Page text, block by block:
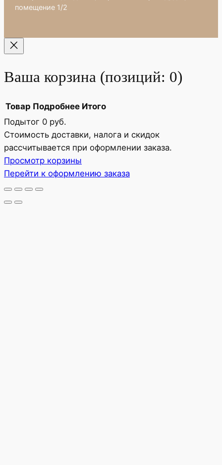
помещение 1/2
Ваша корзина (позиций: 0)
Товары
в
корзине
Товар Подробнее Итого
Подытог 0 руб.
Стоимость доставки, налога и скидок
рассчитывается при оформлении заказа.
Просмотр корзины
Перейти к оформлению заказа